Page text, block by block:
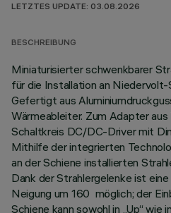
LETZTES UPDATE: 03.08.2026
BESCHREIBUNG
Miniaturisierter schwenkbarer
für die Installation an
Gefertigt aus
Wärmeableiter. Zum Adapter
Schaltkreis DC/DC-Driver mit
Mithilfe der integrierten
an der Schiene installierten
Dank der Strahlergelenke ist
Neigung um 160 möglich; der
Schiene kann sowohl in „Up“ wie